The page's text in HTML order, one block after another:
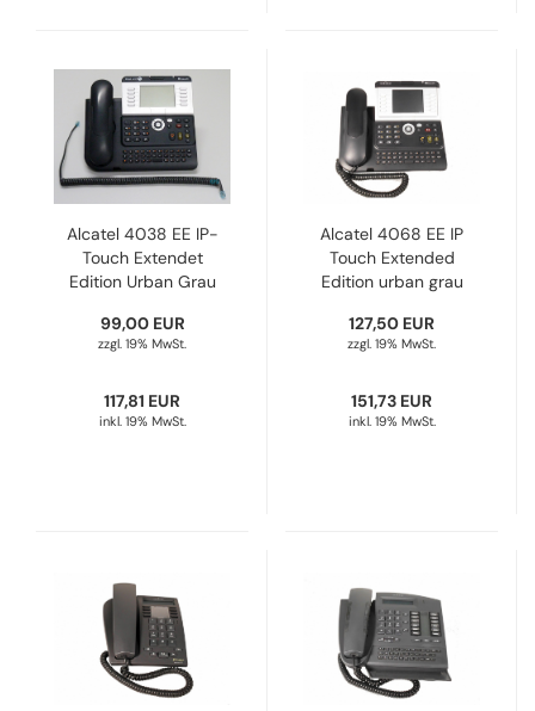
Alcatel 4038 EE IP-
Touch Extendet
Edition Urban Grau
Refurbished
99,00 EUR
zzgl. 19% MwSt.
117,81 EUR
inkl. 19% MwSt.
Alcatel 4068 EE IP
Touch Extended
Edition urban grau
Refurbished
127,50 EUR
zzgl. 19% MwSt.
151,73 EUR
inkl. 19% MwSt.